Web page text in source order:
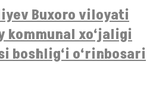
Buxoro viloyati
kommunal xo‘jaligi
boshlig‘i o‘rinbosari